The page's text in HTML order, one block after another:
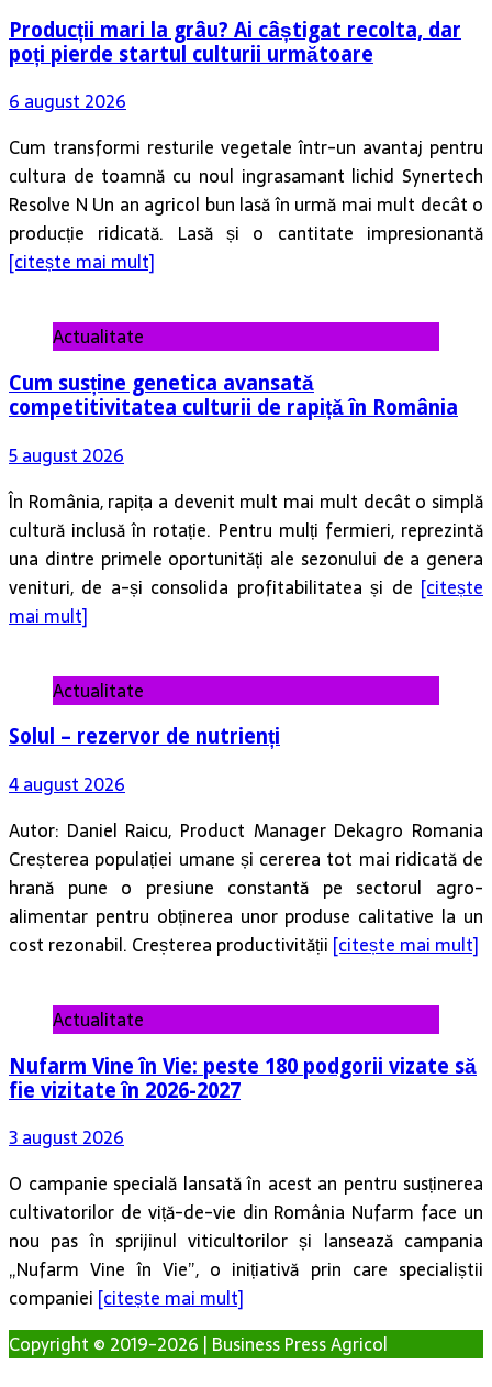
Producții mari la grâu? Ai câștigat recolta, dar
poți pierde startul culturii următoare
6 august 2026
Cum transformi resturile vegetale într-un avantaj pentru
cultura de toamnă cu noul ingrasamant lichid Synertech
Resolve N Un an agricol bun lasă în urmă mai mult decât o
producție ridicată. Lasă și o cantitate impresionantă
[citește mai mult]
Actualitate
Cum susține genetica avansată
competitivitatea culturii de rapiță în România
5 august 2026
În România, rapița a devenit mult mai mult decât o simplă
cultură inclusă în rotație. Pentru mulți fermieri, reprezintă
una dintre primele oportunități ale sezonului de a genera
venituri, de a-și consolida profitabilitatea și de [citește
mai mult]
Actualitate
Solul – rezervor de nutrienți
4 august 2026
Autor: Daniel Raicu, Product Manager Dekagro Romania
Creșterea populației umane și cererea tot mai ridicată de
hrană pune o presiune constantă pe sectorul agro-
alimentar pentru obținerea unor produse calitative la un
cost rezonabil. Creșterea productivității [citește mai mult]
Actualitate
Nufarm Vine în Vie: peste 180 podgorii vizate să
fie vizitate în 2026-2027
3 august 2026
O campanie specială lansată în acest an pentru susținerea
cultivatorilor de viță-de-vie din România Nufarm face un
nou pas în sprijinul viticultorilor și lansează campania
„Nufarm Vine în Vie”, o inițiativă prin care specialiștii
companiei [citește mai mult]
Copyright © 2019-2026 | Business Press Agricol